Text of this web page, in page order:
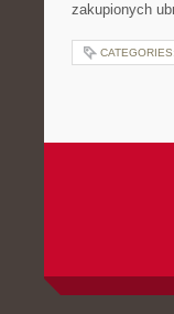
zakupionych
CATEGORIES: